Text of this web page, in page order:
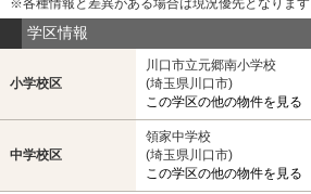
※各種情報と差異がある場合は現況優先となります
学区情報
小学校区
川口市立元郷南小学校
(埼玉県川口市)
この学区の他の物件を見る
中学校区
領家中学校
(埼玉県川口市)
この学区の他の物件を見る